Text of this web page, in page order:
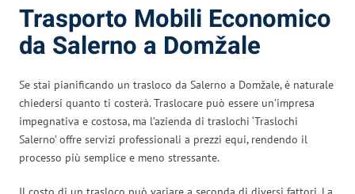
Trasporto Mobili Economico
da Salerno a Domžale
Se stai pianificando un trasloco da Salerno a Domžale, è naturale
chiedersi quanto ti costerà. Traslocare può essere un’impresa
impegnativa e costosa, ma l’azienda di traslochi ‘Traslochi
Salerno’ offre servizi professionali a prezzi equi, rendendo il
processo più semplice e meno stressante.